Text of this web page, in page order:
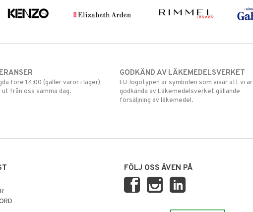
före 14:00 (gäller varor i lager)
från oss samma dag.
GODKÄND AV LÄKEMEDELSVERKET
EU-logotypen är symbolen som visar att vi är
godkända av Läkemedelsverket gällande
försäljning av läkemedel.
FÖLJ OSS ÄVEN PÅ